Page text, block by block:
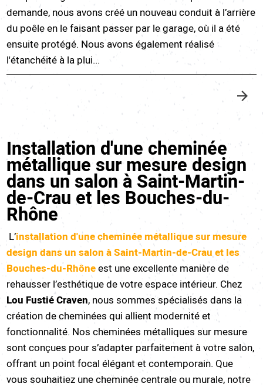
demande, nous avons créé un nouveau conduit à l’arrière
du poêle en le faisant passer par le garage, où il a été
ensuite protégé. Nous avons également réalisé
l'étanchéité à la plui...
Installation d'une cheminée
métallique sur mesure design
dans un salon à Saint-Martin-
de-Crau et les Bouches-du-
Rhône
L’installation d'une cheminée métallique sur mesure
design dans un salon àSaint-Martin-de-Crau et les
Bouches-du-Rhôneest une excellente manière de
rehausser l’esthétique de votre espace intérieur. Chez
Lou Fustié Craven, nous sommes spécialisés dans la
création de cheminées qui allient modernité et
fonctionnalité. Nos cheminées métalliques sur mesure
sont conçues pour s’adapter parfaitement à votre salon,
offrant un point focal élégant et contemporain. Que
vous souhaitiez une cheminée centrale ou murale, notre